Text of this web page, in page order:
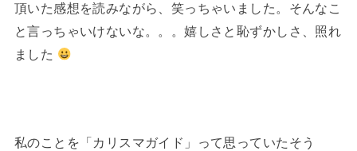
頂いた感想を読みながら、笑っちゃいました。そんなこ
と言っちゃいけないな。。。嬉しさと恥ずかしさ、照れ
ました
私のことを「カリスマガイド」って思っていたそう